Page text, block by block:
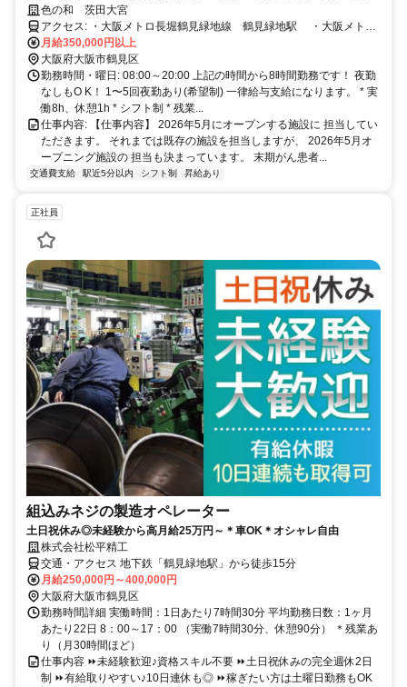
以上・新卒や業務未経験もOK！入社時期は相談可能！
色の和 茨田大宮
アクセス: ・大阪メトロ長堀鶴見緑地線 鶴見緑地駅 ・大阪メトロ
長堀鶴見緑地線 門真南駅 ・JR学研都市線 鴻池新田駅
月給350,000円以上
大阪府大阪市鶴見区
勤務時間・曜日: 08:00～20:00 上記の時間から8時間勤務です！ 夜勤
なしもO K！ 1〜5回夜勤あり(希望制) 一律給与支給になります。 * 実
働8h、休憩1h * シフト制 * 残業...
仕事内容: 【仕事内容】 2026年5月にオープンする施設に 担当してい
ただきます。 それまでは既存の施設を担当しますが、 2026年5月オ
ープニング施設の 担当も決まっています。 末期がん患者...
交通費支給 駅近5分以内 シフト制 昇給あり
正社員
組込みネジの製造オペレーター
土日祝休み◎未経験から高月給25万円～＊車OK＊オシャレ自由
株式会社松平精工
交通・アクセス 地下鉄「鶴見緑地駅」から徒歩15分
月給250,000円～400,000円
大阪府大阪市鶴見区
勤務時間詳細 実働時間：1日あたり7時間30分 平均勤務日数：1ヶ月
あたり22日 8：00～17：00 （実働7時間30分、休憩90分） ＊残業あ
り（月30時間ほど）
仕事内容 ⏩未経験歓迎♪資格スキル不要 ⏩土日祝休みの完全週休2日
制 ⏩有給取りやすい♪10日連休も◎ ⏩稼ぎたい方は土曜日勤務もOK